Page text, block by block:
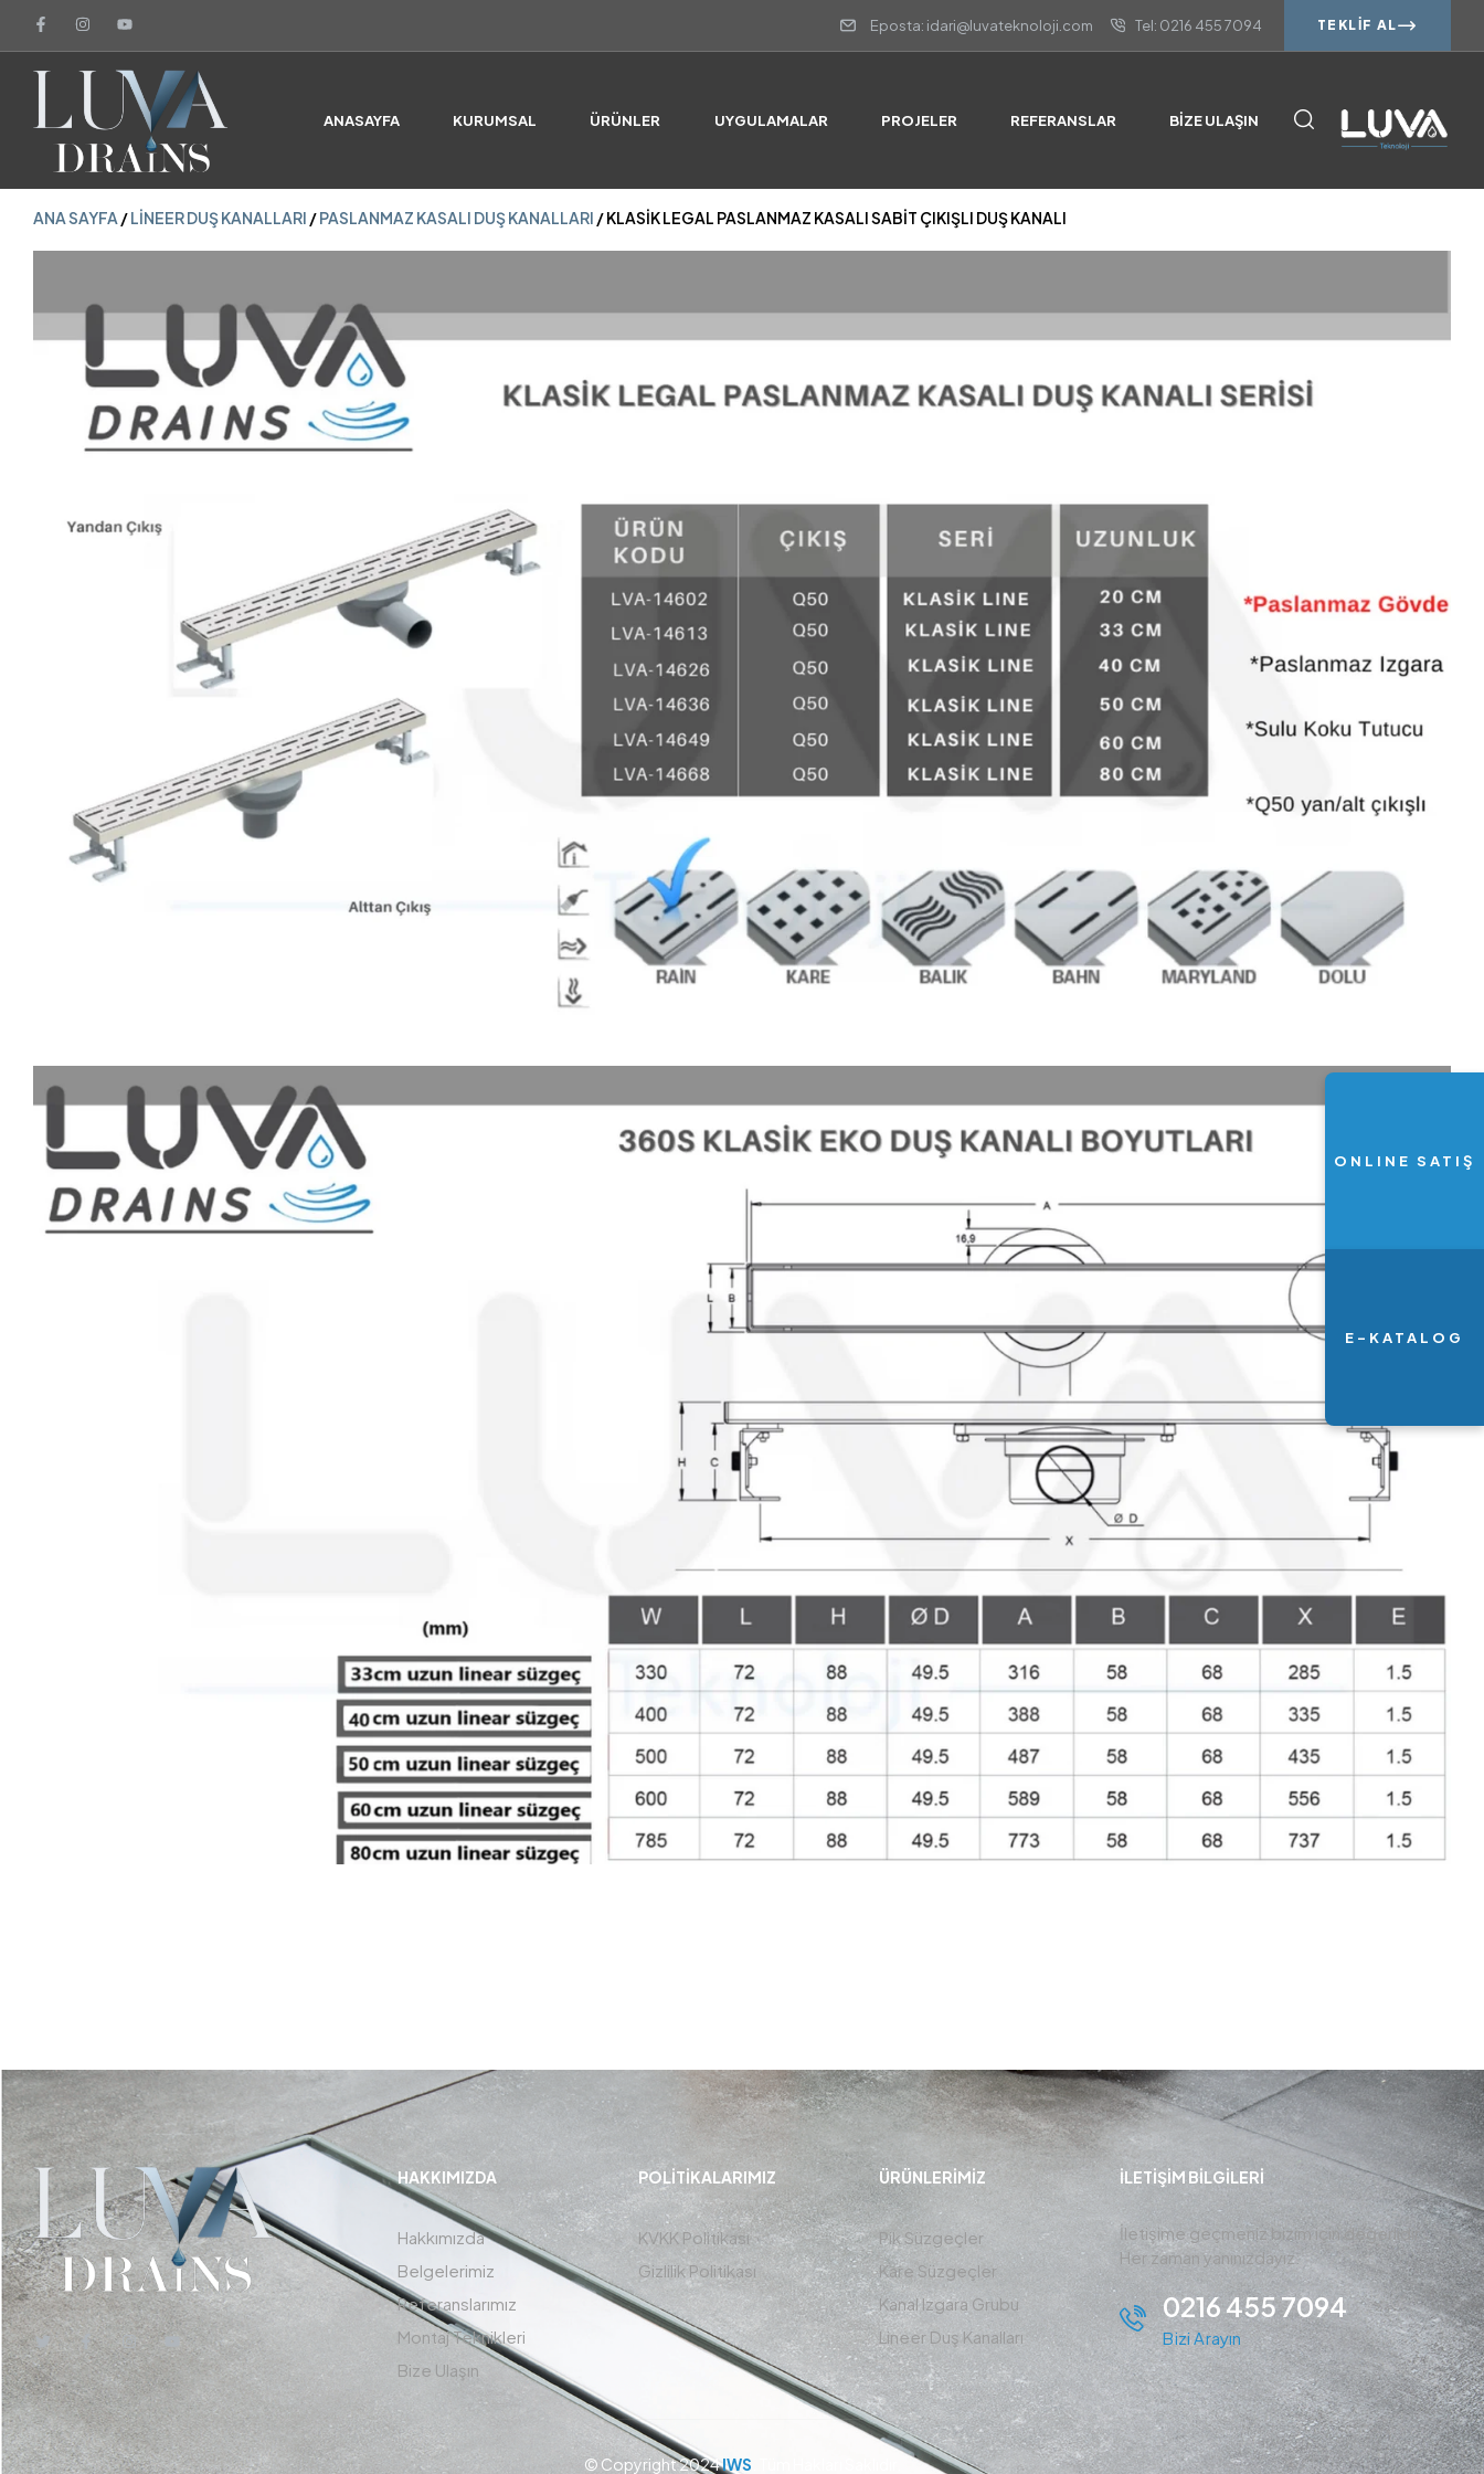
Eposta: idari@luvateknoloji.com Tel: 0216 455 7094 TEKLIF AL
ANASAYFA KURUMSAL ÜRÜNLER UYGULAMALAR PROJELER REFERANSLAR BIZE ULAŞIN
ANA SAYFA/LINEER DUŞ KANALLARI/PASLANMAZ KASALI DUŞ KANALLARI/ KLASİK LEGAL PASLANMAZ KASALI SABİT ÇIKIŞLI DUŞ KANALI
ANA SAYFA /LINEER DUŞ KANALLARI /PASLANMAZ KASALI DUŞ KANALLARI / KLASİK LEGAL PASLANMAZ KASALI SABİT ÇIKIŞLI DUŞ KANALI
HAKKIMIZDA
Hakkımızda
Belgelerimiz
Referanslarımız
Montaj Teknikleri
Bize Ulaşın
POLITIKALARIMIZ
KVKK Politikası
Gizlilik Politikası
ÜRÜNLERIMIZ
Pik Süzgeçler
Kare Süzgeçler
Kanal Izgara Grubu
Lineer Duş Kanalları
İLETIŞIM BİLGİLERİ
İletişime geçmeniz bizim için değerlidir ,
Her zaman yanınızdayız.
0216 455 7094
Bizi Arayın
© Copyright 2024IWS
ONLINE SATIŞ
E-KATALOG